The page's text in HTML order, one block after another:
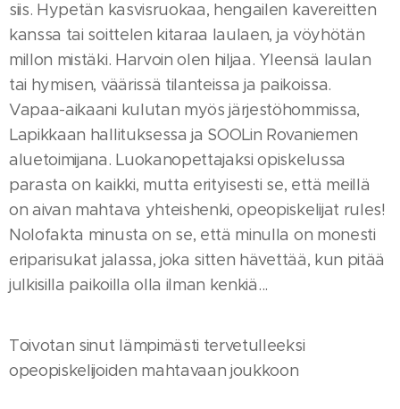
siis. Hypetän kasvisruokaa, hengailen kavereitten
kanssa tai soittelen kitaraa laulaen, ja vöyhötän
millon mistäki. Harvoin olen hiljaa. Yleensä laulan
tai hymisen, väärissä tilanteissa ja paikoissa.
Vapaa-aikaani kulutan myös järjestöhommissa,
Lapikkaan hallituksessa ja SOOLin Rovaniemen
aluetoimijana. Luokanopettajaksi opiskelussa
parasta on kaikki, mutta erityisesti se, että meillä
on aivan mahtava yhteishenki, opeopiskelijat rules!
Nolofakta minusta on se, että minulla on monesti
eriparisukat jalassa, joka sitten hävettää, kun pitää
julkisilla paikoilla olla ilman kenkiä...
Toivotan sinut lämpimästi tervetulleeksi
opeopiskelijoiden mahtavaan joukkoon